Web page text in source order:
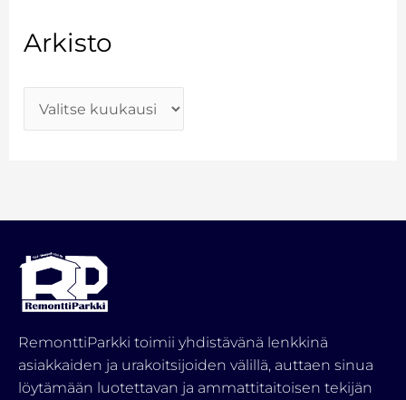
Arkisto
RemonttiParkki toimii yhdistävänä lenkkinä
asiakkaiden ja urakoitsijoiden välillä, auttaen sinua
löytämään luotettavan ja ammattitaitoisen tekijän